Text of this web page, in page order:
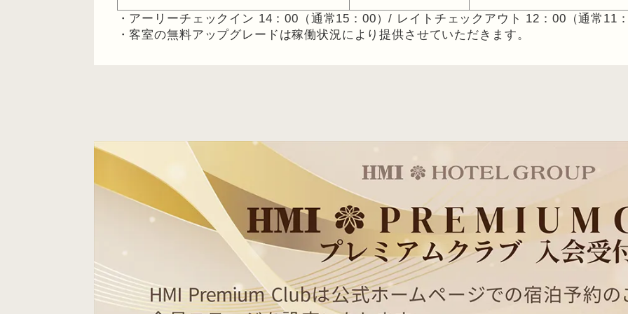
・アーリーチェックイン 14：00（通常15：00）/ レイトチェックアウト 12：00（通常11
・客室の無料アップグレードは稼働状況により提供させていただきます。